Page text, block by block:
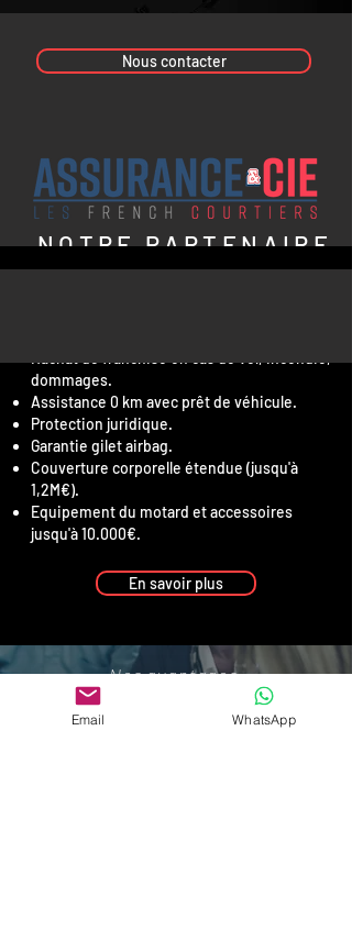
dommages.
Assistance 0 km avec prêt de véhicule.
Protection juridique.
Garantie gilet airbag.
Couverture corporelle étendue (jusqu'à
1,2M€).
Equipement du motard et accessoires
jusqu'à 10.000€.
En savoir plus
Nos avantages
ASSURANCE
Nous contacter
NOTRE PARTENAIRE
Email WhatsApp